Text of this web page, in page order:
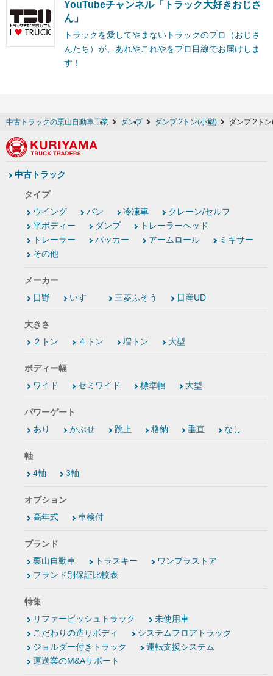
YouTubeチャンネル「トラック大好きおじさ
ん」
トラックを愛してやまないトラックのプロ（おじさ
んたち）が、あれやこれやをプロ目線でお届けしま
す！
中古トラックの栗山自動車工業 ダンプ ダンプ 2トン(小型) ダンプ 2ト
中古トラック
タイプ
ウイング
バン 冷凍車
クレーン/セルフ
平ボディー
ダンプ
トレーラーヘッド
トレーラー
パッカー アームロール
ミキサー
その他
メーカー
日野
いすゞ 三菱ふそう 日産UD
大きさ
２トン
４トン 増トン 大型
ボディー幅
ワイド
セミワイド 標準幅 大型
パワーゲート
あり
かぶせ 跳上 格納 垂直 なし
軸
4軸
3軸
オプション
高年式
車検付
ブランド
栗山自動車
トラスキー
ワンプラストア
ブランド別保証比較表
特集
リファービッシュトラック
未使用車
こだわりの造りボディ
システムフロアトラック
ジョルダー付きトラック
運転支援システム
運送業のM&Aサポート